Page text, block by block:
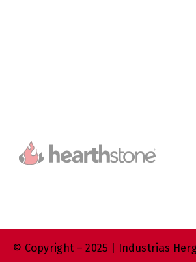
© Copyright – 2025 | Industrias